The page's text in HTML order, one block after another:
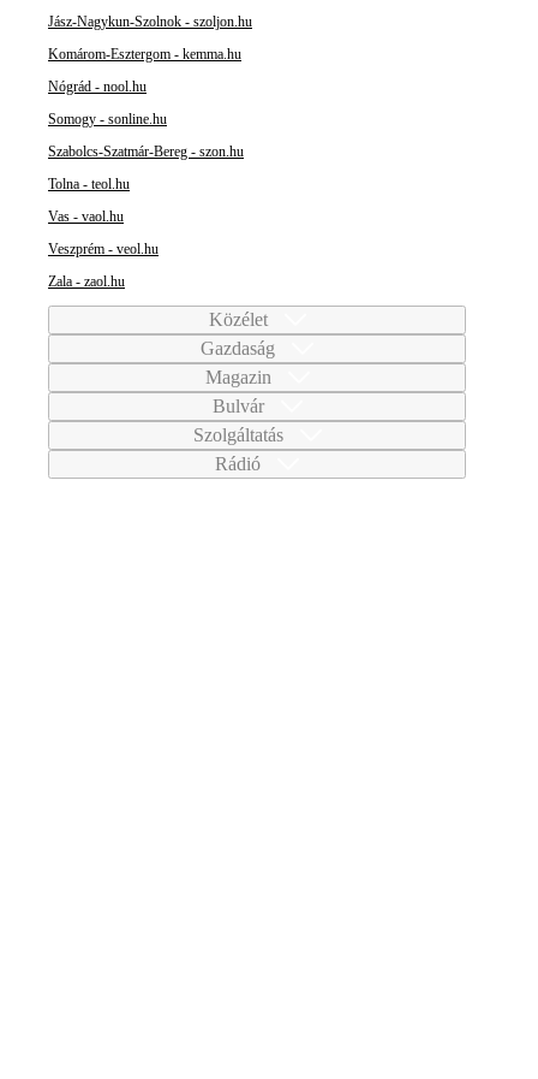
Jász-Nagykun-Szolnok - szoljon.hu
Komárom-Esztergom - kemma.hu
Nógrád - nool.hu
Somogy - sonline.hu
Szabolcs-Szatmár-Bereg - szon.hu
Tolna - teol.hu
Vas - vaol.hu
Veszprém - veol.hu
Zala - zaol.hu
Közélet
Gazdaság
Magazin
Bulvár
Szolgáltatás
Rádió